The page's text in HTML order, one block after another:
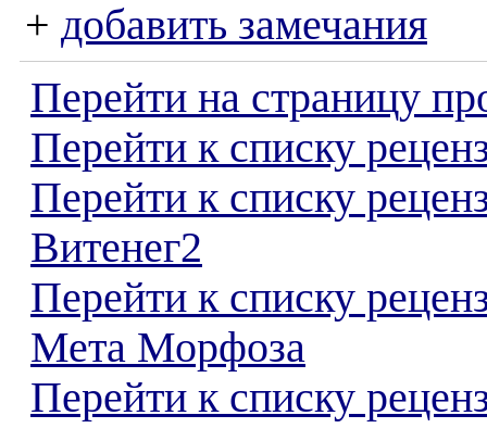
+ добавить замечания
Перейти на страницу
Перейти к списку
Перейти к списку
Витенег2
Перейти к списку
Мета Морфоза
Перейти к списку